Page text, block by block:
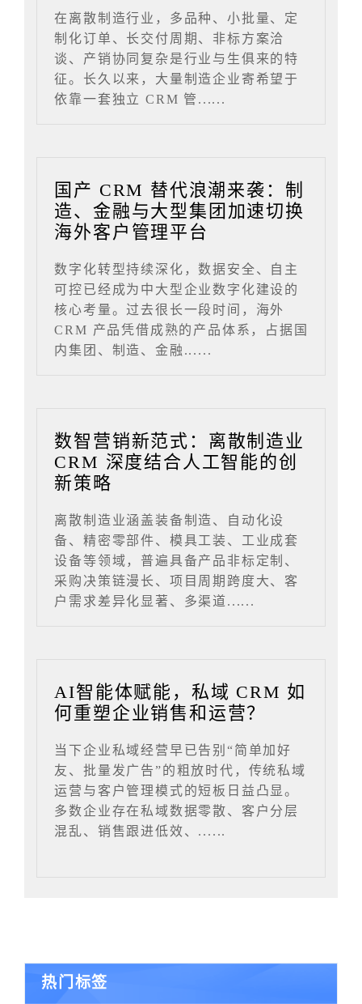
在离散制造行业，多品种、小批量、定
制化订单、长交付周期、非标方案洽
谈、产销协同复杂是行业与生俱来的特
征。长久以来，大量制造企业寄希望于
依靠一套独立 CRM 管......
国产 CRM 替代浪潮来袭：制
造、金融与大型集团加速切换
海外客户管理平台
数字化转型持续深化，数据安全、自主
可控已经成为中大型企业数字化建设的
核心考量。过去很长一段时间，海外
CRM 产品凭借成熟的产品体系，占据国
内集团、制造、金融......
数智营销新范式：离散制造业
CRM 深度结合人工智能的创
新策略
离散制造业涵盖装备制造、自动化设
备、精密零部件、模具工装、工业成套
设备等领域，普遍具备产品非标定制、
采购决策链漫长、项目周期跨度大、客
户需求差异化显著、多渠道......
AI智能体赋能，私域 CRM 如
何重塑企业销售和运营？
当下企业私域经营早已告别“简单加好
友、批量发广告”的粗放时代，传统私域
运营与客户管理模式的短板日益凸显。
多数企业存在私域数据零散、客户分层
混乱、销售跟进低效、......
热门标签